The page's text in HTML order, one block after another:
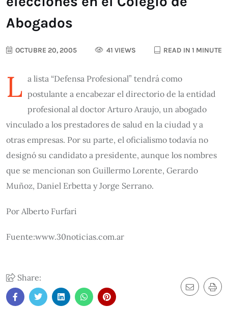
Abogados
OCTUBRE 20, 2005 41 VIEWS READ IN 1 MINUTE
L a lista “Defensa Profesional” tendrá como
postulante a encabezar el directorio de la entidad
profesional al doctor Arturo Araujo, un abogado
vinculado a los prestadores de salud en la ciudad y a
otras empresas. Por su parte, el oficialismo todavía no
designó su candidato a presidente, aunque los nombres
que se mencionan son Guillermo Lorente, Gerardo
Muñoz, Daniel Erbetta y Jorge Serrano.
Por Alberto Furfari
Fuente:www.30noticias.com.ar
Share: